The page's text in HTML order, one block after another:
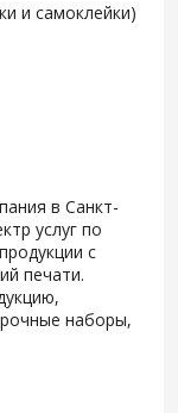
и самоклейки)
в Санкт-
услуг по
с
печати.
наборы,